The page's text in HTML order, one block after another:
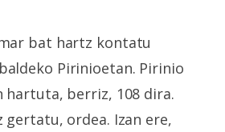
bat hartz kontatu
Pirinioetan. Pirinio
hartuta, berriz, 108 dira.
gertatu, ordea. Izan ere,